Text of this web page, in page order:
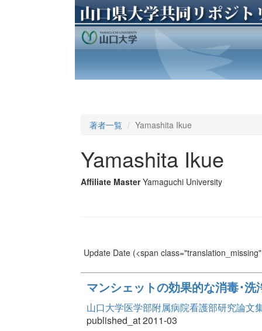
著者一覧 Yamashita Ikue
Yamashita Ikue
Affiliate Master Yamaguchi University
Update Date(<span
マンシェットの効果的な消毒･洗
山口大学医学部附属病院看護部研究論文
published_at 2011-03